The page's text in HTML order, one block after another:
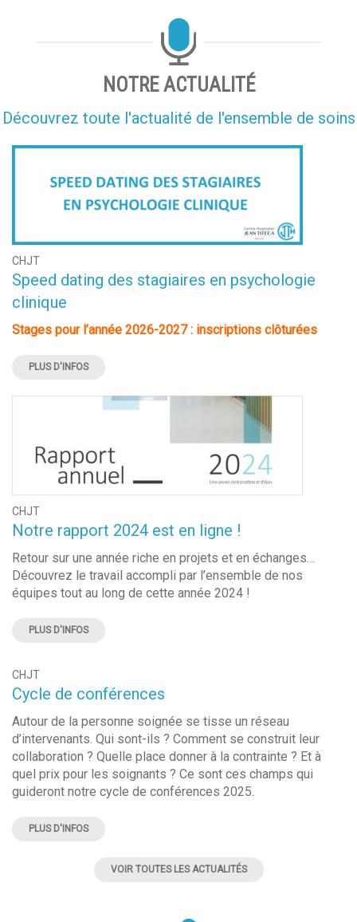
NOTRE ACTUALITÉ
Découvrez toute l'actualité de l'ensemble de soins
CHJT
Speed dating des stagiaires en psychologie
clinique
Stages pour l’année 2026-2027 : inscriptions clôturées
PLUS D'INFOS
CHJT
Notre rapport 2024 est en ligne !
Retour sur une année riche en projets et en échanges…
Découvrez le travail accompli par l’ensemble de nos
équipes tout au long de cette année 2024 !
PLUS D'INFOS
CHJT
Cycle de conférences
Autour de la personne soignée se tisse un réseau
d’intervenants. Qui sont-ils ? Comment se construit leur
collaboration ? Quelle place donner à la contrainte ? Et à
quel prix pour les soignants ? Ce sont ces champs qui
guideront notre cycle de conférences 2025.
PLUS D'INFOS
VOIR TOUTES LES ACTUALITÉS